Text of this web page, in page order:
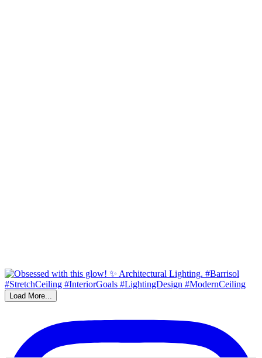
Load More...